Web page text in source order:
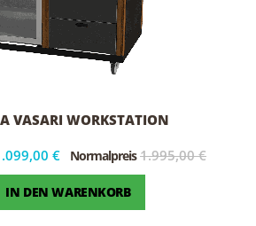
VASARI WORKSTATION
€ Normalpreis 1.995,00 €
IN DEN WARENKORB